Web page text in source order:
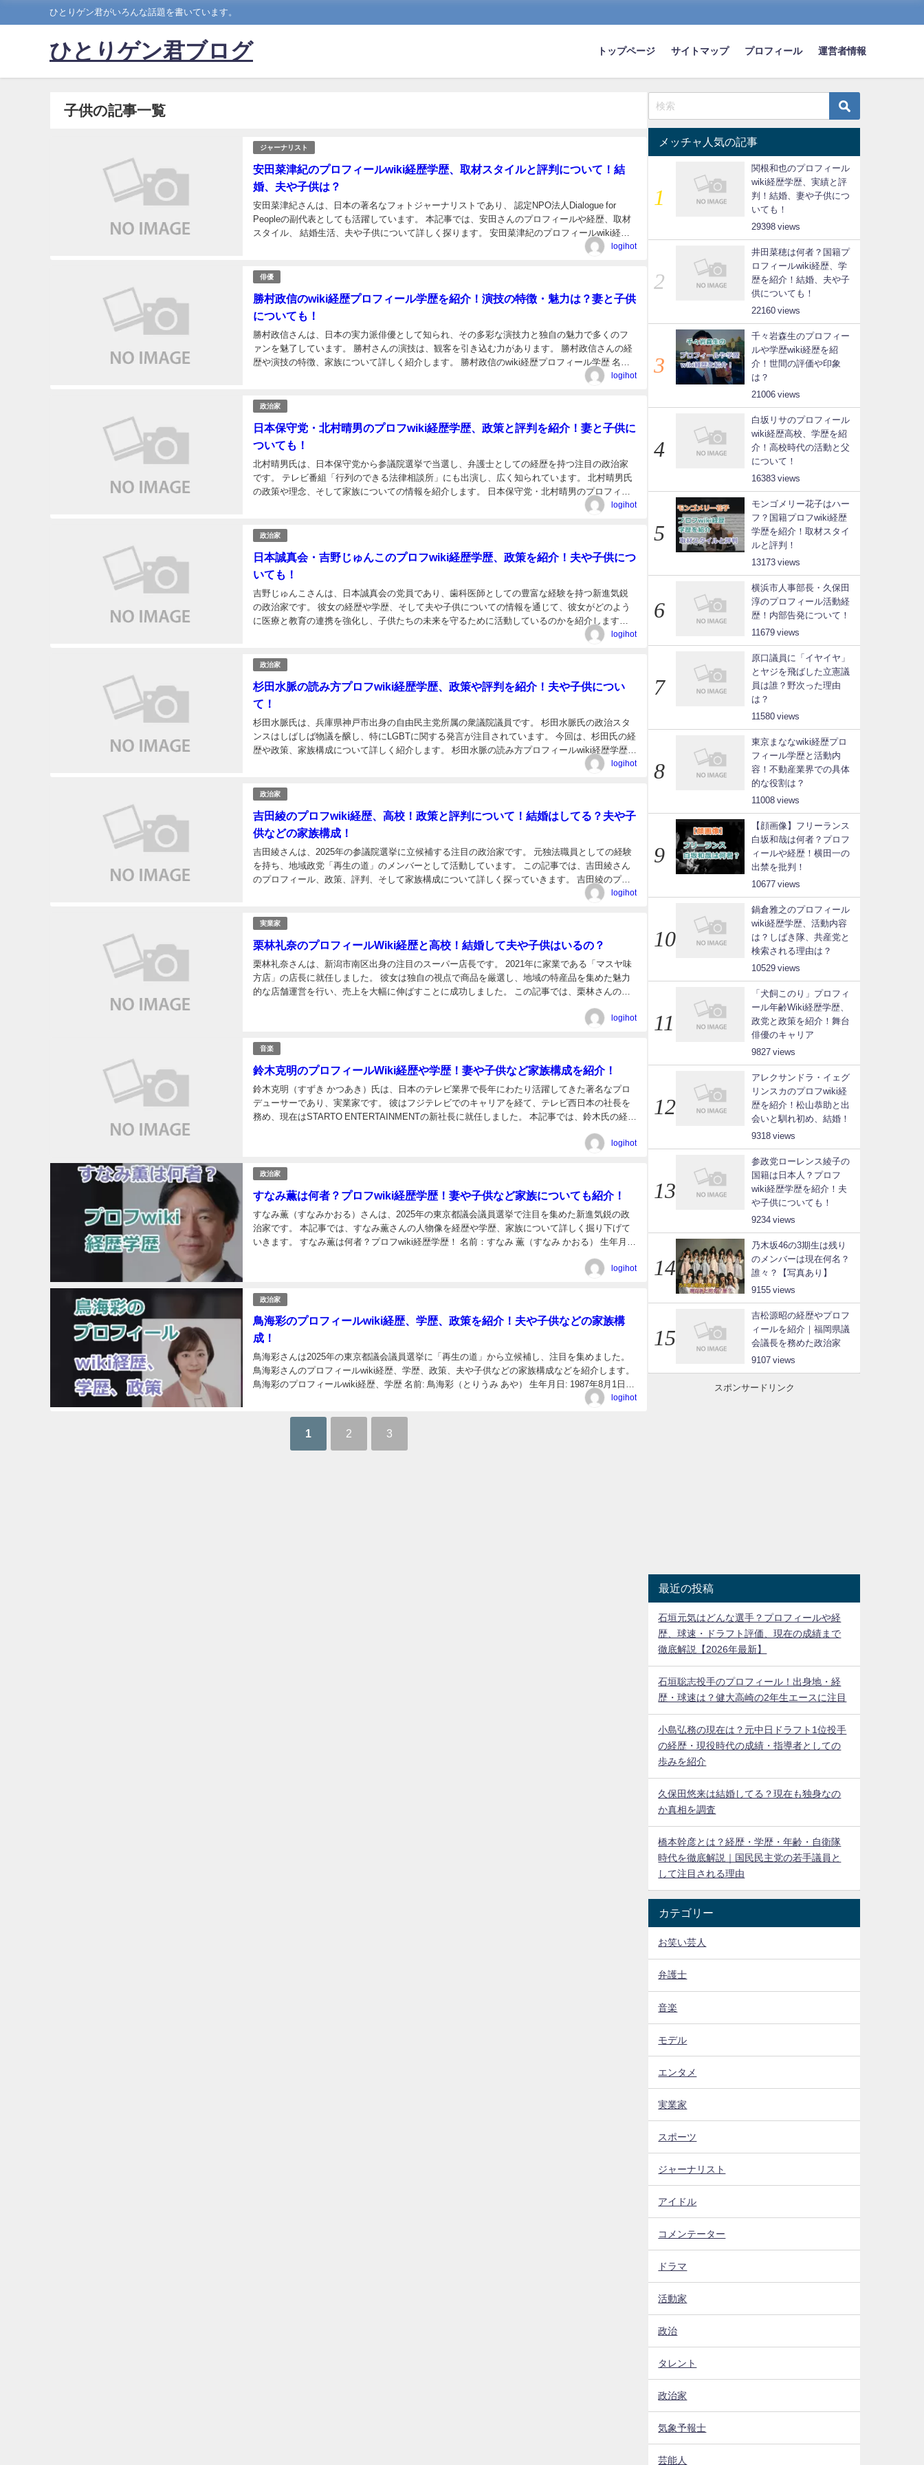
ひとりゲン君がいろんな話題を書いています。
ひとりゲン君ブログ トップページ サイトマップ プロフィール 運営者情報
子供の記事一覧
ジャーナリスト
安田菜津紀のプロフィールwiki経歴学歴、取材スタイルと評判について！結
婚、夫や子供は？
安田菜津紀さんは、日本の著名なフォトジャーナリストであり、 認定NPO法人Dialogue for
Peopleの副代表としても活躍しています。 本記事では、安田さんのプロフィールや経歴、取材
スタイル、 結婚生活、夫や子供について詳しく探ります。 安田菜津紀のプロフィールwiki経歴
logihot
俳優
勝村政信のwiki経歴プロフィール学歴を紹介！演技の特徴・魅力は？妻と子供
についても！
勝村政信さんは、日本の実力派俳優として知られ、その多彩な演技力と独自の魅力で多くのフ
ァンを魅了しています。 勝村さんの演技は、観客を引き込む力があります。 勝村政信さんの経
歴や演技の特徴、家族について詳しく紹介します。 勝村政信のwiki経歴プロフィール学歴 名前:
logihot
政治家
日本保守党・北村晴男のプロフwiki経歴学歴、政策と評判を紹介！妻と子供に
ついても！
北村晴男氏は、日本保守党から参議院選挙で当選し、弁護士としての経歴を持つ注目の政治家
です。 テレビ番組「行列のできる法律相談所」にも出演し、広く知られています。 北村晴男氏
の政策や理念、そして家族についての情報を紹介します。 日本保守党・北村晴男のプロフィー
logihot
政治家
日本誠真会・吉野じゅんこのプロフwiki経歴学歴、政策を紹介！夫や子供につ
いても！
吉野じゅんこさんは、日本誠真会の党員であり、歯科医師としての豊富な経験を持つ新進気鋭
の政治家です。 彼女の経歴や学歴、そして夫や子供についての情報を通じて、彼女がどのよう
に医療と教育の連携を強化し、子供たちの未来を守るために活動しているのかを紹介します。
logihot
政治家
杉田水脈の読み方プロフwiki経歴学歴、政策や評判を紹介！夫や子供につい
て！
杉田水脈氏は、兵庫県神戸市出身の自由民主党所属の衆議院議員です。 杉田水脈氏の政治スタ
ンスはしばしば物議を醸し、特にLGBTに関する発言が注目されています。 今回は、杉田氏の経
歴や政策、家族構成について詳しく紹介します。 杉田水脈の読み方プロフィールwiki経歴学歴
logihot
政治家
吉田綾のプロフwiki経歴、高校！政策と評判について！結婚はしてる？夫や子
供などの家族構成！
吉田綾さんは、2025年の参議院選挙に立候補する注目の政治家です。 元独法職員としての経験
を持ち、地域政党「再生の道」のメンバーとして活動しています。 この記事では、吉田綾さん
のプロフィール、政策、評判、そして家族構成について詳しく探っていきます。 吉田綾のプロ
logihot
実業家
栗林礼奈のプロフィールWiki経歴と高校！結婚して夫や子供はいるの？
栗林礼奈さんは、新潟市南区出身の注目のスーパー店長です。 2021年に家業である「マスヤ味
方店」の店長に就任しました。 彼女は独自の視点で商品を厳選し、地域の特産品を集めた魅力
的な店舗運営を行い、売上を大幅に伸ばすことに成功しました。 この記事では、栗林さんの経
logihot
音楽
鈴木克明のプロフィールWiki経歴や学歴！妻や子供など家族構成を紹介！
鈴木克明（すずき かつあき）氏は、日本のテレビ業界で長年にわたり活躍してきた著名なプロ
デューサーであり、実業家です。 彼はフジテレビでのキャリアを経て、テレビ西日本の社長を
務め、現在はSTARTO ENTERTAINMENTの新社長に就任しました。 本記事では、鈴木氏の経歴
logihot
政治家
すなみ薫は何者？プロフwiki経歴学歴！妻や子供など家族についても紹介！
すなみ薫（すなみかおる）さんは、2025年の東京都議会議員選挙で注目を集めた新進気鋭の政
治家です。 本記事では、すなみ薫さんの人物像を経歴や学歴、家族について詳しく掘り下げて
いきます。 すなみ薫は何者？プロフwiki経歴学歴！ 名前：すなみ 薫（すなみ かおる） 生年月
logihot
政治家
鳥海彩のプロフィールwiki経歴、学歴、政策を紹介！夫や子供などの家族構
成！
鳥海彩さんは2025年の東京都議会議員選挙に「再生の道」から立候補し、注目を集めました。
鳥海彩さんのプロフィールwiki経歴、学歴、政策、夫や子供などの家族構成などを紹介します。
鳥海彩のプロフィールwiki経歴、学歴 名前: 鳥海彩（とりうみ あや） 生年月日: 1987年8月1日
logihot
1 2 3
メッチャ人気の記事
関根和也のプロフィール
wiki経歴学歴、実績と評
判！結婚、妻や子供につ
いても！
29398
井田菜穂は何者？国籍プ
ロフィールwiki経歴、学
歴を紹介！結婚、夫や子
供についても！
22160
千々岩森生のプロフィー
ルや学歴wiki経歴を紹
介！世間の評価や印象
は？
21006
白坂リサのプロフィール
wiki経歴高校、学歴を紹
介！高校時代の活動と父
について！
16383
モンゴメリー花子はハー
フ？国籍プロフwiki経歴
学歴を紹介！取材スタイ
ルと評判！
13173
横浜市人事部長・久保田
淳のプロフィール活動経
歴！内部告発について！
11679
原口議員に「イヤイヤ」
とヤジを飛ばした立憲議
員は誰？野次った理由
は？
11580
東京まななwiki経歴プロ
フィール学歴と活動内
容！不動産業界での具体
的な役割は？
11008
【顔画像】フリーランス
白坂和哉は何者？プロフ
ィールや経歴！横田一の
出禁を批判！
10677
鍋倉雅之のプロフィール
wiki経歴学歴、活動内容
は？しばき隊、共産党と
検索される理由は？
10529
「犬飼このり」プロフィ
ール年齢Wiki経歴学歴、
政党と政策を紹介！舞台
俳優のキャリア
9827
アレクサンドラ・イェグ
リンスカのプロフwiki経
歴を紹介！松山恭助と出
会いと馴れ初め、結婚！
9318
参政党ローレンス綾子の
国籍は日本人？プロフ
wiki経歴学歴を紹介！夫
や子供についても！
9234
乃木坂46の3期生は残り
のメンバーは現在何名？
誰々？【写真あり】
9155
吉松源昭の経歴やプロフ
ィールを紹介｜福岡県議
会議長を務めた政治家
9107
スポンサードリンク
最近の投稿
石垣元気はどんな選手？プロフィールや経
歴、球速・ドラフト評価、現在の成績まで
徹底解説【2026年最新】
石垣聡志投手のプロフィール！出身地・経
歴・球速は？健大高崎の2年生エースに注目
小島弘務の現在は？元中日ドラフト1位投手
の経歴・現役時代の成績・指導者としての
歩みを紹介
久保田悠来は結婚してる？現在も独身なの
か真相を調査
橋本幹彦とは？経歴・学歴・年齢・自衛隊
時代を徹底解説｜国民民主党の若手議員と
して注目される理由
カテゴリー
お笑い芸人
弁護士
音楽
モデル
エンタメ
実業家
スポーツ
ジャーナリスト
アイドル
コメンテーター
ドラマ
活動家
政治
タレント
政治家
気象予報士
芸能人